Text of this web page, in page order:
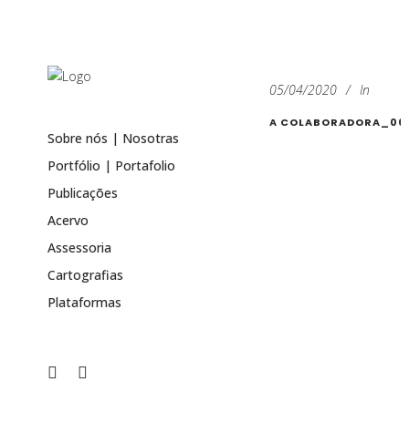
Sobre nós | Nosotras
Portfólio | Portafolio
Publicações
Acervo
Assessoria
Cartografias
Plataformas
05/04/2020 In
A